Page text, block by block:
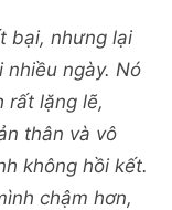
bại, nhưng lại
nhiều ngày. Nó
rất lặng lẽ,
thân và vô
không hồi kết.
chậm hơn,